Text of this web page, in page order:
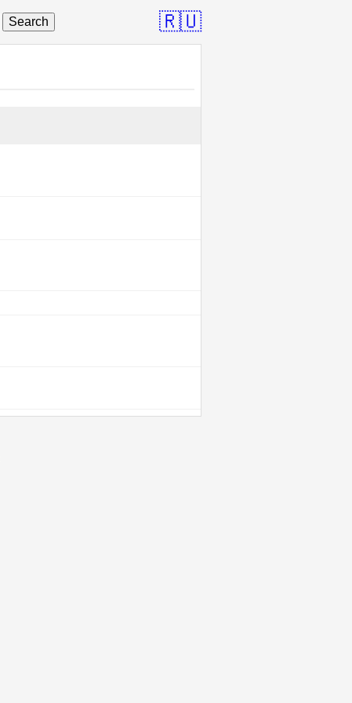
Search 🇷🇺